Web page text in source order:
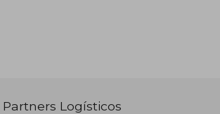
Partners Logísticos